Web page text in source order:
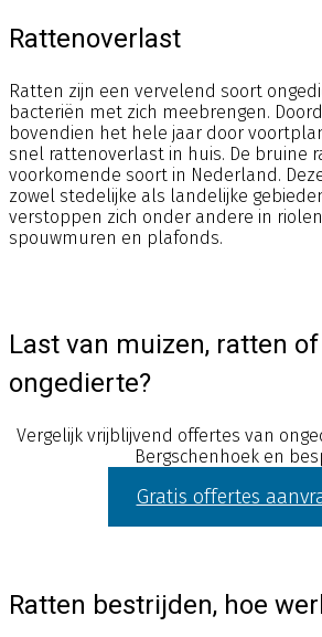
Rattenoverlast
Ratten zijn een vervelend soort
bacteriën met zich meebrengen.
bovendien het hele jaar door
snel rattenoverlast in huis. De bruine
voorkomende soort in Nederland.
zowel stedelijke als landelijke
verstoppen zich onder andere in
spouwmuren en plafonds.
Last van muizen, ratten
ongedierte?
Vergelijk vrijblijvend offertes van
Bergschenhoek en
Gratis offertes
Ratten bestrijden, hoe